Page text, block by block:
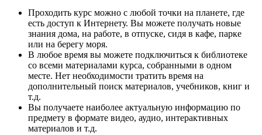
Проходить курс можно с любой точки на планете, где
есть доступ к Интернету. Вы можете получать новые
знания дома, на работе, в отпуске, сидя в кафе, парке
или на берегу моря.
В любое время вы можете подключиться к библиотеке
со всеми материалами курса, собранными в одном
месте. Нет необходимости тратить время на
дополнительный поиск материалов, учебников, книг и
т.д.
Вы получаете наиболее актуальную информацию по
предмету в формате видео, аудио, интерактивных
материалов и т.д.